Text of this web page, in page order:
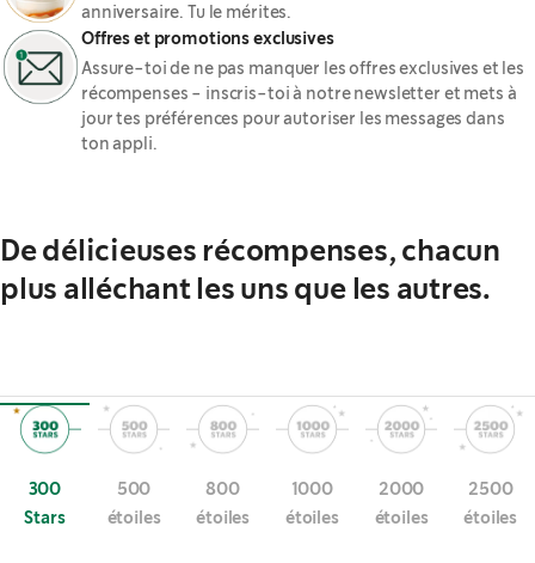
anniversaire. Tu le mérites.
Offres et promotions exclusives
Assure-toi de ne pas manquer les offres exclusives et les
récompenses - inscris-toi à notre newsletter et mets à
jour tes préférences pour autoriser les messages dans
ton appli.
De délicieuses récompenses, chacun
plus alléchant les uns que les autres.
300
Stars
500
étoiles
800
étoiles
1000
étoiles
2000
étoiles
2500
étoiles